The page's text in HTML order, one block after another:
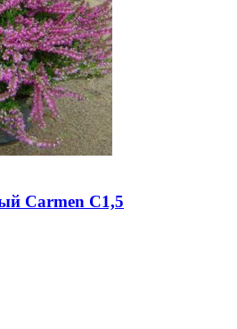
Carmen C1,5